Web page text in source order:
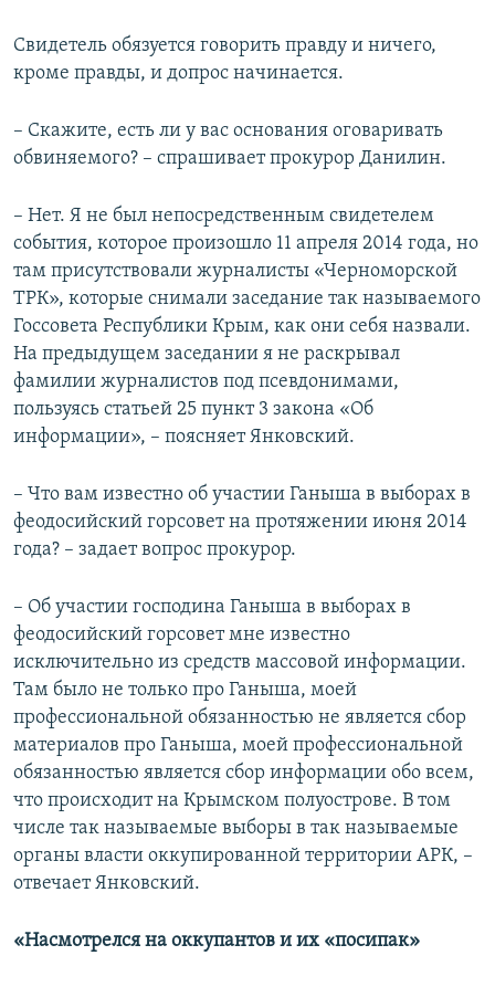
Свидетель обязуется говорить правду и ничего,
кроме правды, и допрос начинается.
– Скажите, есть ли у вас основания оговаривать
обвиняемого? – спрашивает прокурор Данилин.
– Нет. Я не был непосредственным свидетелем
события, которое произошло 11 апреля 2014 года, но
там присутствовали журналисты «Черноморской
ТРК», которые снимали заседание так называемого
Госсовета Республики Крым, как они себя назвали.
На предыдущем заседании я не раскрывал
фамилии журналистов под псевдонимами,
пользуясь статьей 25 пункт 3 закона «Об
информации», – поясняет Янковский.
– Что вам известно об участии Ганыша в выборах в
феодосийский горсовет на протяжении июня 2014
года? – задает вопрос прокурор.
– Об участии господина Ганыша в выборах в
феодосийский горсовет мне известно
исключительно из средств массовой информации.
Там было не только про Ганыша, моей
профессиональной обязанностью не является сбор
материалов про Ганыша, моей профессиональной
обязанностью является сбор информации обо всем,
что происходит на Крымском полуострове. В том
числе так называемые выборы в так называемые
органы власти оккупированной территории АРК, –
отвечает Янковский.
«Насмотрелся на оккупантов и их «посипак»